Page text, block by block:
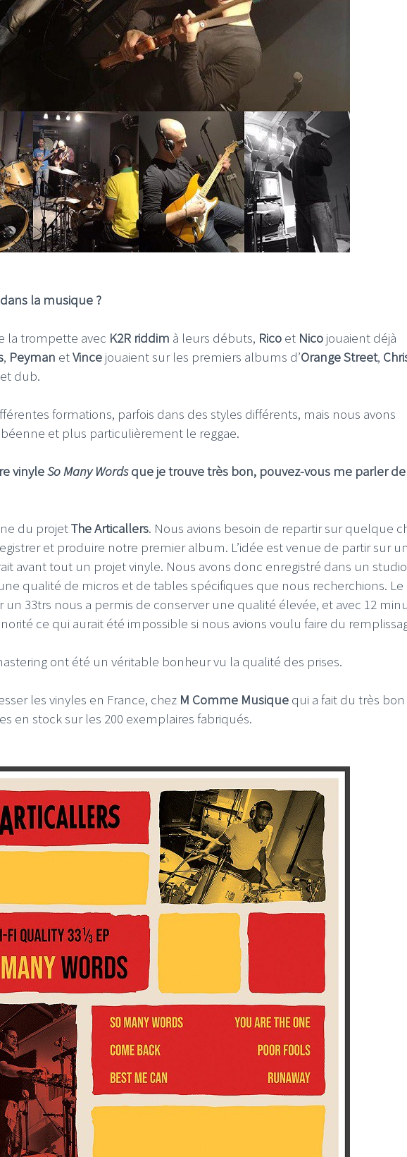
la musique ?
la trompette avec K2R riddim à leurs débuts, Rico et Nico jouaient déjà
, Peyman etVince jouaient sur les premiers albums d’Orange Street,
dub.
formations, parfois dans des styles différents, mais nous avons
et plus particulièrement le reggae.
vinyleSo Many Wordsque je trouve très bon, pouvez-vous me parler de
du projetThe Articallers. Nous avions besoin de repartir sur quelque
et produire notre premier album. L’idée est venue de partir sur un
avant tout un projet vinyle. Nous avons donc enregistré dans un studio
qualité de micros et de tables spécifiques que nous recherchions. Le
33trs nous a permis de conserver une qualité élevée, et avec 12
ce qui aurait été impossible si nous avions voulu faire du
ont été un véritable bonheur vu la qualité des prises.
les vinyles en France, chez M Comme Musique qui a fait du très bon
en stock sur les 200 exemplaires fabriqués.